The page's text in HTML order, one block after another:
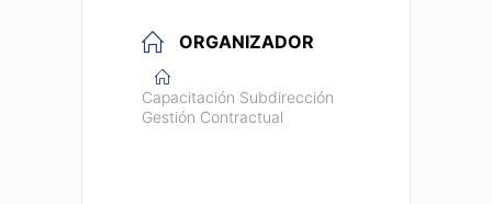
ORGANIZADOR
Capacitación Subdirección
Gestión Contractual